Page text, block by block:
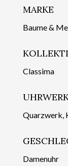
MARKE
Baume &
Classima
Quarzwerk,
Damenuhr